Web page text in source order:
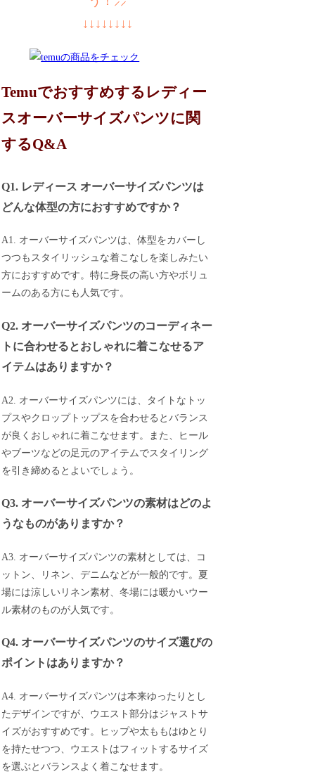
↓↓↓↓↓↓↓↓
Temuでおすすめするレディー
スオーバーサイズパンツに関
するQ&A
Q1. レディース オーバーサイズパンツは
どんな体型の方におすすめですか？
A1. オーバーサイズパンツは、体型をカバーし
つつもスタイリッシュな着こなしを楽しみたい
方におすすめです。特に身長の高い方やボリュ
ームのある方にも人気です。
Q2. オーバーサイズパンツのコーディネー
トに合わせるとおしゃれに着こなせるア
イテムはありますか？
A2. オーバーサイズパンツには、タイトなトッ
プスやクロップトップスを合わせるとバランス
が良くおしゃれに着こなせます。また、ヒール
やブーツなどの足元のアイテムでスタイリング
を引き締めるとよいでしょう。
Q3. オーバーサイズパンツの素材はどのよ
うなものがありますか？
A3. オーバーサイズパンツの素材としては、コ
ットン、リネン、デニムなどが一般的です。夏
場には涼しいリネン素材、冬場には暖かいウー
ル素材のものが人気です。
Q4. オーバーサイズパンツのサイズ選びの
ポイントはありますか？
A4. オーバーサイズパンツは本来ゆったりとし
たデザインですが、ウエスト部分はジャストサ
イズがおすすめです。ヒップや太ももはゆとり
を持たせつつ、ウエストはフィットするサイズ
を選ぶとバランスよく着こなせます。